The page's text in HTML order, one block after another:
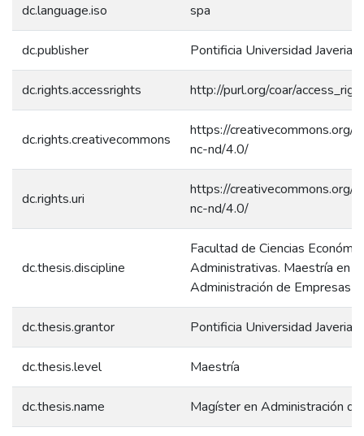
dc.language.iso spa
dc.publisher Pontificia Universidad
dc.rights.accessrights http://purl.org/coar/
dc.rights.creativecommons
https://creativecommons.org/
nc-nd/4.0/
dc.rights.uri
https://creativecommons.org/
nc-nd/4.0/
dc.thesis.discipline
Facultad de Ciencias
Administrativas. Maestría en
Administración de Empresas
dc.thesis.grantor Pontificia Universidad
dc.thesis.level Maestría
dc.thesis.name Magíster en Administración